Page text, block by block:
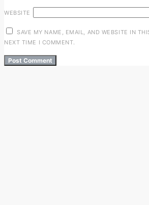
WEBSITE
SAVE MY NAME, EMAIL, AND WEBSITE IN
NEXT TIME I COMMENT.